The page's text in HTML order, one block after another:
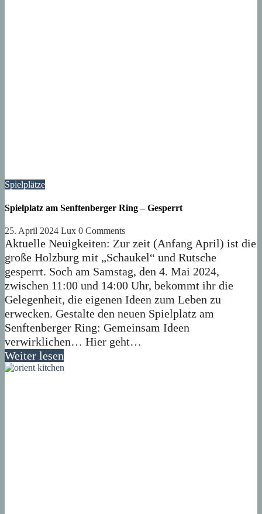
Spielplätze
Spielplatz am Senftenberger Ring – Gesperrt
25. April 2024 Lux 0 Comments
Aktuelle Neuigkeiten: Zur zeit (Anfang April) ist die
große Holzburg mit „Schaukel“ und Rutsche
gesperrt. Soch am Samstag, den 4. Mai 2024,
zwischen 11:00 und 14:00 Uhr, bekommt ihr die
Gelegenheit, die eigenen Ideen zum Leben zu
erwecken. Gestalte den neuen Spielplatz am
Senftenberger Ring: Gemeinsam Ideen
verwirklichen… Hier geht…
Weiter lesen